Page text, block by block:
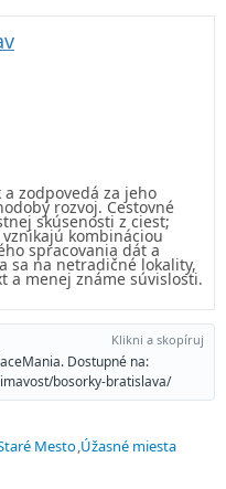
zodpovedá za jeho
rozvoj. Cestovné
skúsenosti z ciest;
kombináciou
spracovania dát a
sa na netradičné lokality,
a menej známe súvislosti.
Klikni a skopíruj
Dostupné na:
bosorky-bratislava/
Mesto Úžasné miesta